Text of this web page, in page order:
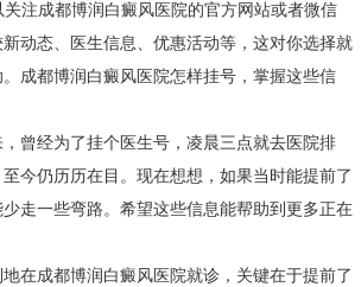
注成都博润白癜风医院的官方网站或者微信
动态、医生信息、优惠活动等，这对你选择就
成都博润白癜风医院怎样挂号，掌握这些信
曾经为了挂个医生号，凌晨三点就去医院排
今仍历历在目。现在想想，如果当时能提前了
走一些弯路。希望这些信息能帮助到更多正在
在成都博润白癜风医院就诊，关键在于提前了